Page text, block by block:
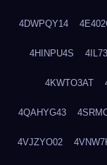
4DWPQY14
4HINPU4S
4KWTO3AT
4QAHYG43
4VJZYO02